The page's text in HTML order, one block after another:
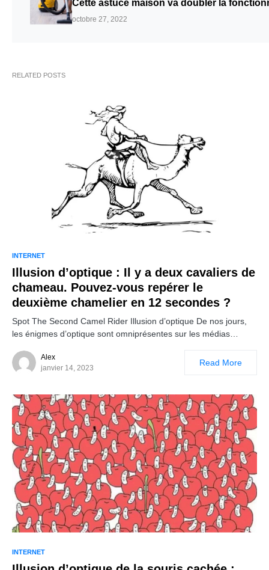
Cette astuce maison va doubler la
octobre 27, 2022
RELATED POSTS
INTERNET
Illusion d’optique : Il y a deux cavaliers de
chameau. Pouvez-vous repérer le
deuxième chamelier en 12 secondes ?
Spot The Second Camel Rider Illusion d’optique De nos jours,
les énigmes d’optique sont omniprésentes sur les médias…
Alex
janvier 14, 2023
Read More
INTERNET